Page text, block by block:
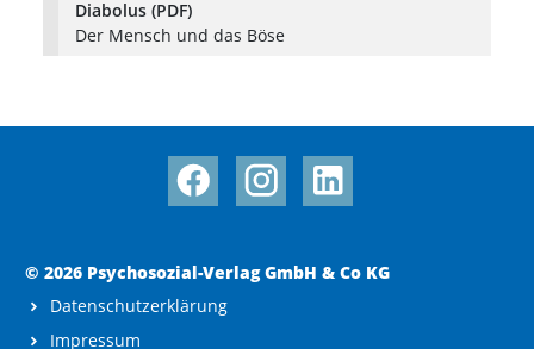
Diabolus (PDF)
Der Mensch und das Böse
© 2026 Psychosozial-Verlag GmbH & Co KG
Datenschutzerklärung
Impressum